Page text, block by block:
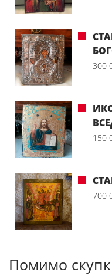
300
150
700
Помимо